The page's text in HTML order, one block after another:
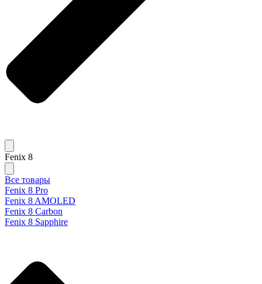
Fenix 8
Все товары
Fenix 8 Pro
Fenix 8 AMOLED
Fenix 8 Carbon
Fenix 8 Sapphire